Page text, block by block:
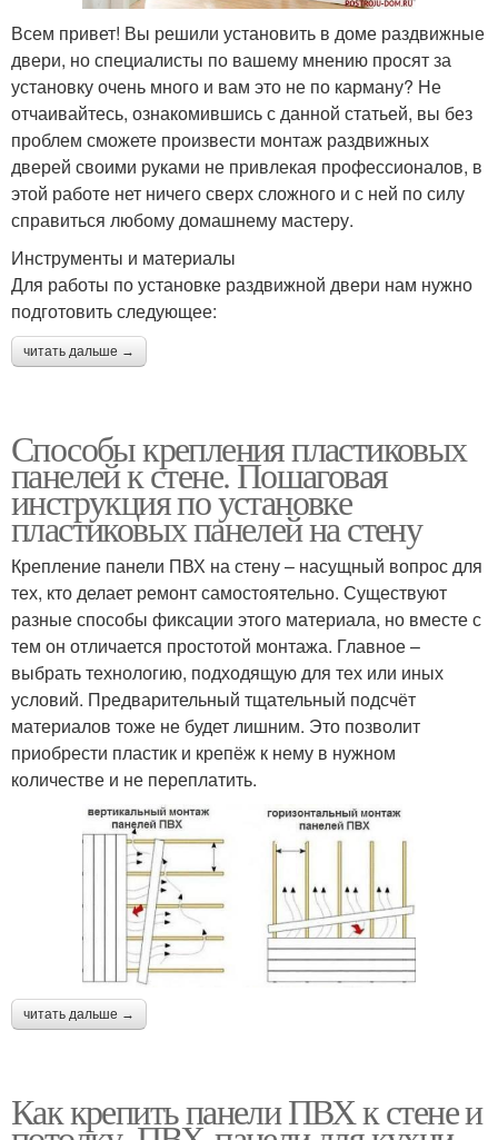
Всем привет! Вы решили установить в доме раздвижные
двери, но специалисты по вашему мнению просят за
установку очень много и вам это не по карману? Не
отчаивайтесь, ознакомившись с данной статьей, вы без
проблем сможете произвести монтаж раздвижных
дверей своими руками не привлекая профессионалов, в
этой работе нет ничего сверх сложного и с ней по силу
справиться любому домашнему мастеру.
Инструменты и материалы
Для работы по установке раздвижной двери нам нужно
подготовить следующее:
читать дальше →
Способы крепления пластиковых
панелей к стене. Пошаговая
инструкция по установке
пластиковых панелей на стену
Крепление панели ПВХ на стену – насущный вопрос для
тех, кто делает ремонт самостоятельно. Существуют
разные способы фиксации этого материала, но вместе с
тем он отличается простотой монтажа. Главное –
выбрать технологию, подходящую для тех или иных
условий. Предварительный тщательный подсчёт
материалов тоже не будет лишним. Это позволит
приобрести пластик и крепёж к нему в нужном
количестве и не переплатить.
читать дальше →
Как крепить панели ПВХ к стене и